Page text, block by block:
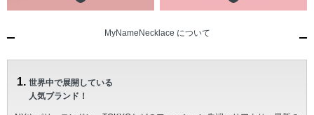
MyNameNecklace について
世界中で展開している
人気ブランド！